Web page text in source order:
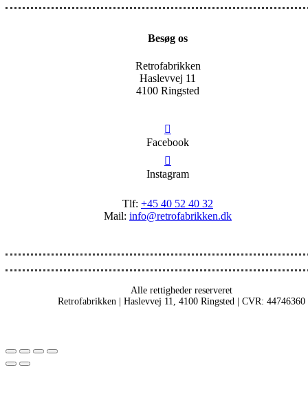
Besøg os
Retrofabrikken
Haslevvej 11
4100 Ringsted
Facebook
Instagram
Tlf: +45 40 52 40 32
Mail: info@retrofabrikken.dk
Alle rettigheder reserveret
Retrofabrikken | Haslevvej 11, 4100 Ringsted | CVR: 44746360